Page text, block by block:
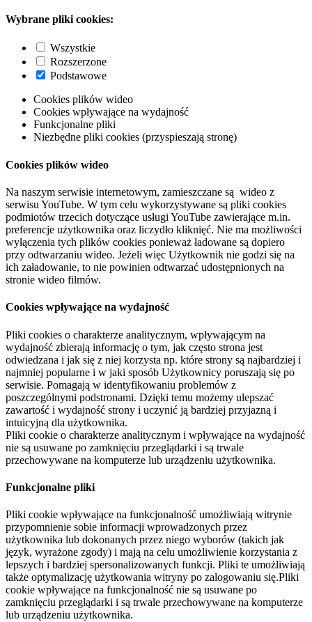
Wybrane pliki cookies:
Wszystkie
Rozszerzone
Podstawowe
Cookies plików wideo
Cookies wpływające na wydajność
Funkcjonalne pliki
Niezbędne pliki cookies (przyspieszają stronę)
Cookies plików wideo
Na naszym serwisie internetowym, zamieszczane są wideo z
serwisu YouTube. W tym celu wykorzystywane są pliki cookies
podmiotów trzecich dotyczące usługi YouTube zawierające m.in.
preferencje użytkownika oraz liczydło kliknięć. Nie ma możliwości
wyłączenia tych plików cookies ponieważ ładowane są dopiero
przy odtwarzaniu wideo. Jeżeli więc Użytkownik nie godzi się na
ich załadowanie, to nie powinien odtwarzać udostępnionych na
stronie wideo filmów.
Cookies wpływające na wydajność
Pliki cookies o charakterze analitycznym, wpływającym na
wydajność zbierają informację o tym, jak często strona jest
odwiedzana i jak się z niej korzysta np. które strony są najbardziej i
najmniej popularne i w jaki sposób Użytkownicy poruszają się po
serwisie. Pomagają w identyfikowaniu problemów z
poszczególnymi podstronami. Dzięki temu możemy ulepszać
zawartość i wydajność strony i uczynić ją bardziej przyjazną i
intuicyjną dla użytkownika.
Pliki cookie o charakterze analitycznym i wpływające na wydajność
nie są usuwane po zamknięciu przeglądarki i są trwale
przechowywane na komputerze lub urządzeniu użytkownika.
Funkcjonalne pliki
Pliki cookie wpływające na funkcjonalność umożliwiają witrynie
przypomnienie sobie informacji wprowadzonych przez
użytkownika lub dokonanych przez niego wyborów (takich jak
język, wyrażone zgody) i mają na celu umożliwienie korzystania z
lepszych i bardziej spersonalizowanych funkcji. Pliki te umożliwiają
także optymalizację użytkowania witryny po zalogowaniu się.Pliki
cookie wpływające na funkcjonalność nie są usuwane po
zamknięciu przeglądarki i są trwale przechowywane na komputerze
lub urządzeniu użytkownika.